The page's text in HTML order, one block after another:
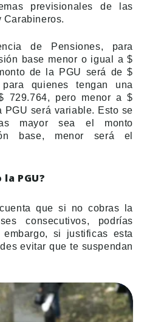
previsionales de las
Carabineros.
de Pensiones, para
base menor o igual a $
de la PGU será de $
quienes tengan una
729.764, pero menor a $
PGU será variable. Esto se
mayor sea el monto
base, menor será el
PGU?
que si no cobras la
consecutivos, podrías
si justificas esta
evitar que te suspendan